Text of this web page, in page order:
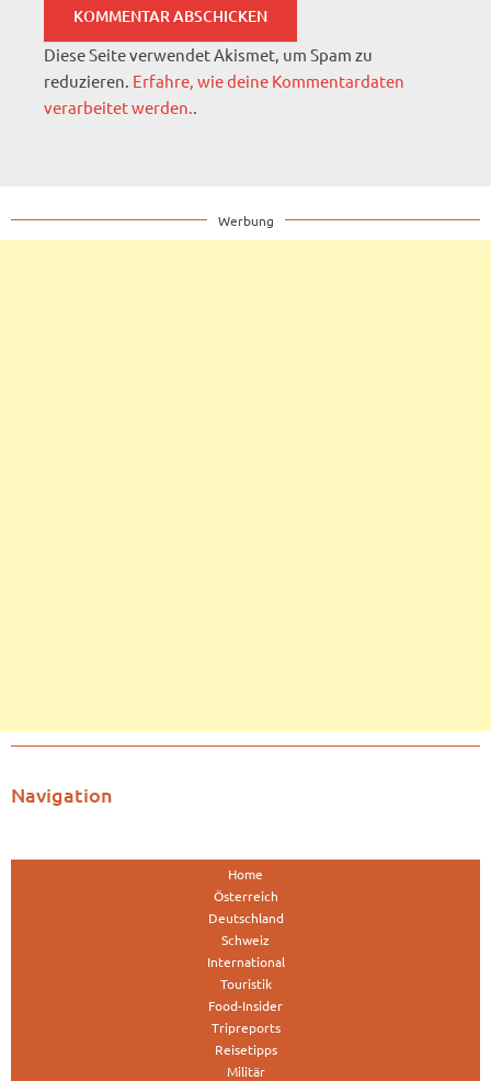
Diese Seite verwendet Akismet, um Spam zu
reduzieren. Erfahre, wie deine Kommentardaten
verarbeitet werden.
Werbung
Navigation
Home
Österreich
Deutschland
Schweiz
International
Touristik
Food-Insider
Tripreports
Reisetipps
Militär